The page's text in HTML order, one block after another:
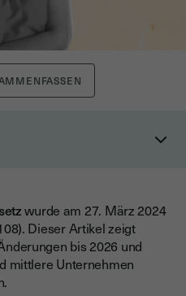
2027)
Möglichkeiten für
Fahrzeuge)
wurde am 27. März 2024
Dieser Artikel zeigt
bis 2026 und
mittlere Unternehmen